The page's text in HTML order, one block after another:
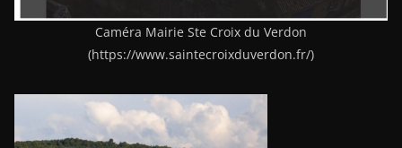
Caméra Mairie Ste Croix du Verdon
(https://www.saintecroixduverdon.fr/)